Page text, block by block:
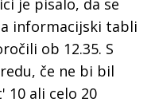
informacijski tabli
ob 12.35. S
če ne bi bil
10 ali celo 20